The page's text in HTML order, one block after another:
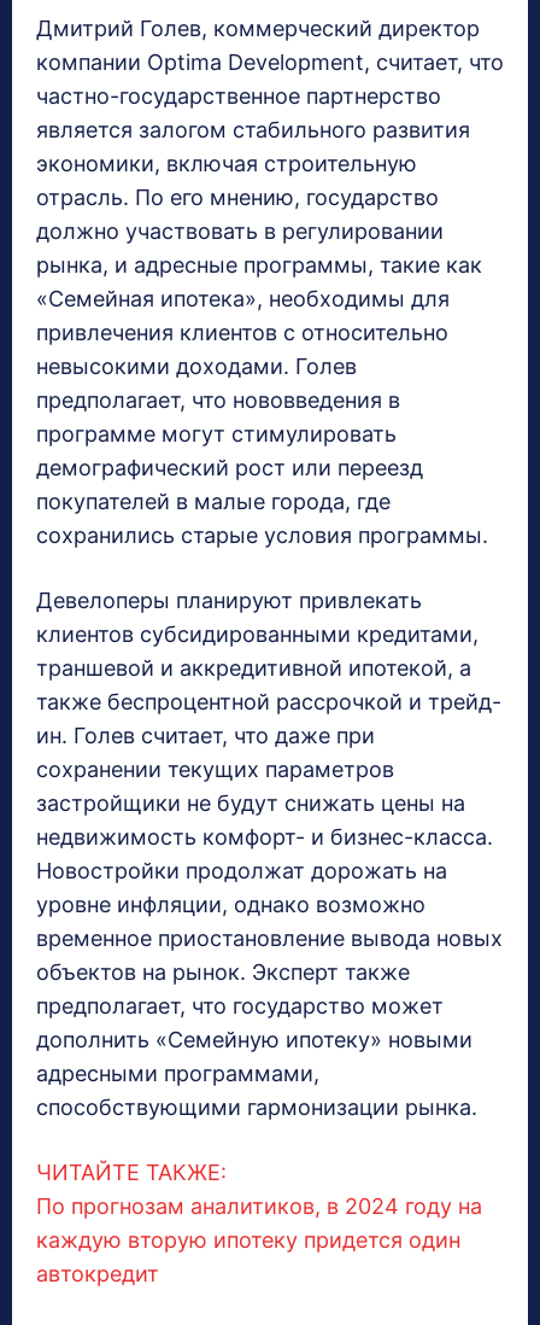
Дмитрий Голев, коммерческий директор
компании Optima Development, считает, что
частно-государственное партнерство
является залогом стабильного развития
экономики, включая строительную
отрасль. По его мнению, государство
должно участвовать в регулировании
рынка, и адресные программы, такие как
«Семейная ипотека», необходимы для
привлечения клиентов с относительно
невысокими доходами. Голев
предполагает, что нововведения в
программе могут стимулировать
демографический рост или переезд
покупателей в малые города, где
сохранились старые условия программы.
Девелоперы планируют привлекать
клиентов субсидированными кредитами,
траншевой и аккредитивной ипотекой, а
также беспроцентной рассрочкой и трейд-
ин. Голев считает, что даже при
сохранении текущих параметров
застройщики не будут снижать цены на
недвижимость комфорт- и бизнес-класса.
Новостройки продолжат дорожать на
уровне инфляции, однако возможно
временное приостановление вывода новых
объектов на рынок. Эксперт также
предполагает, что государство может
дополнить «Семейную ипотеку» новыми
адресными программами,
способствующими гармонизации рынка.
ЧИТАЙТЕ ТАКЖЕ:
По прогнозам аналитиков, в 2024 году на
каждую вторую ипотеку придется один
автокредит